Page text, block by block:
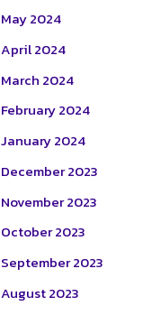
May 2024
April 2024
March 2024
February 2024
January 2024
December 2023
November 2023
October 2023
September 2023
August 2023